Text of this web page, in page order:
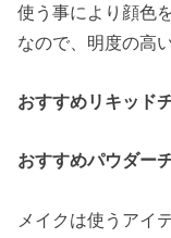
使う事により顔色
なので、明度の高
おすすめリキッド
おすすめパウダー
メイクは使うアイ